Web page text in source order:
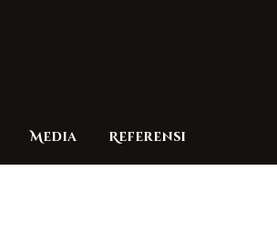
Media Referensi